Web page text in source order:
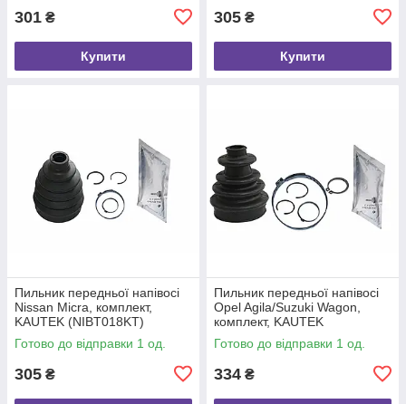
301 ₴
Купити
305 ₴
Купити
Пильник передньої напівосі
Nissan Micra, комплект,
KAUTEK (NIBT018KT)
Готово до відправки 1 од.
305 ₴
Пильник передньої напівосі
Opel Agila/Suzuki Wagon,
комплект, KAUTEK
(OPBT022KT)
Готово до відправки 1 од.
334 ₴